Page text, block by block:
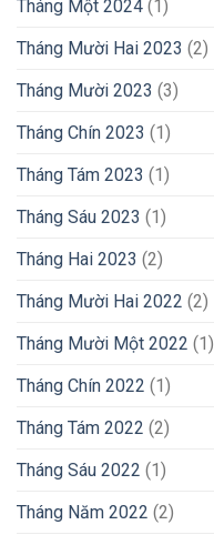
Tháng Một 2024 (1)
Tháng Mười Hai 2023 (2)
Tháng Mười 2023 (3)
Tháng Chín 2023 (1)
Tháng Tám 2023 (1)
Tháng Sáu 2023 (1)
Tháng Hai 2023 (2)
Tháng Mười Hai 2022 (2)
Tháng Mười Một 2022 (1)
Tháng Chín 2022 (1)
Tháng Tám 2022 (2)
Tháng Sáu 2022 (1)
Tháng Năm 2022 (2)